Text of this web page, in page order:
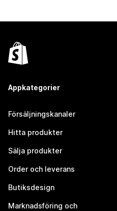
Appkategorier
Försäljningskanaler
Hitta produkter
Sälja produkter
Order och leverans
Butiksdesign
Marknadsföring och